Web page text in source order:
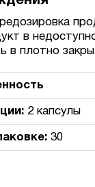
в
в плотно
2 капсулы
30